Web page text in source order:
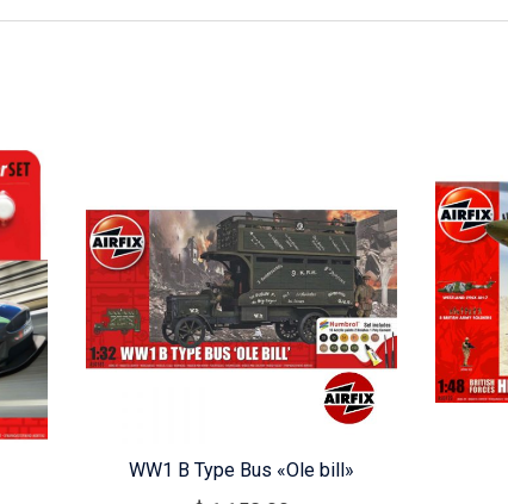
WW1 B Type Bus «Ole bill»